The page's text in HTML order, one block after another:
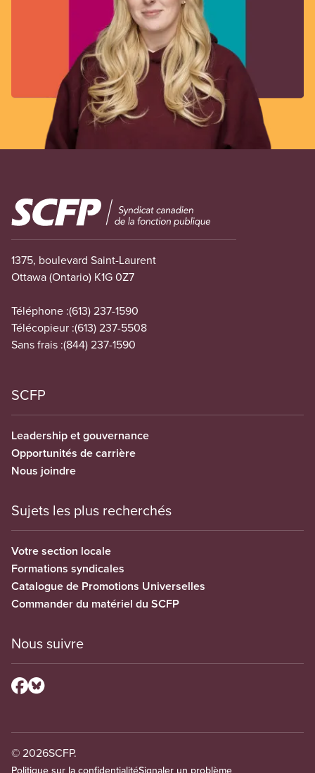
Image
1375, boulevard Saint-Laurent
Ottawa (Ontario) K1G 0Z7
Téléphone :(613) 237-1590
Télécopieur :(613) 237-5508
Sans frais :(844) 237-1590
SCFP
Leadership et gouvernance
Opportunités de carrière
Nous joindre
Sujets les plus recherchés
Votre section locale
Formations syndicales
Catalogue de Promotions Universelles
Commander du matériel du SCFP
Nous suivre
© 2026SCFP.
Politique sur la confidentialitéSignaler un problème